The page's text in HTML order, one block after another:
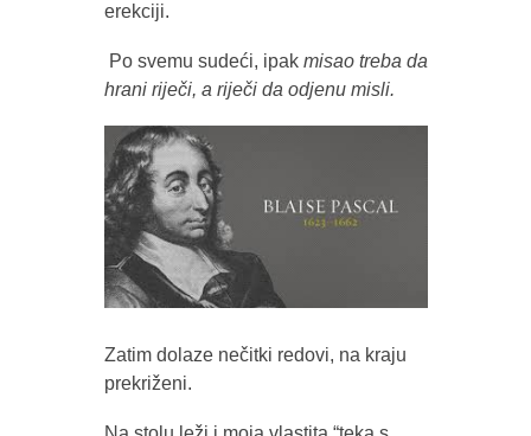
erekciji.
Po svemu sudeći, ipak misao treba da
hrani riječi, a riječi da odjenu misli.
Zatim dolaze nečitki redovi, na kraju
prekriženi.